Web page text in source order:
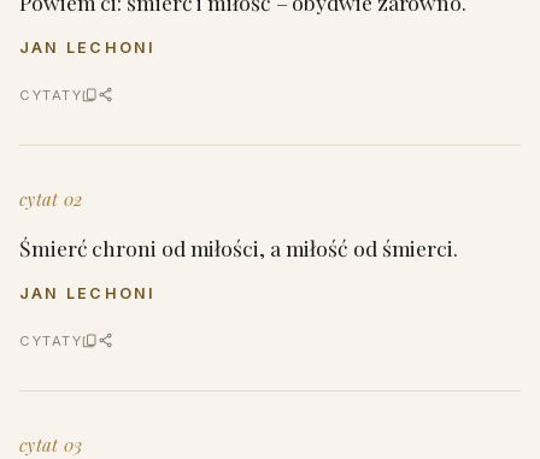
JAN LECHONI
CYTATY
cytat 02
Śmierć chroni od miłości, a miłość od śmierci.
JAN LECHONI
CYTATY
cytat 03